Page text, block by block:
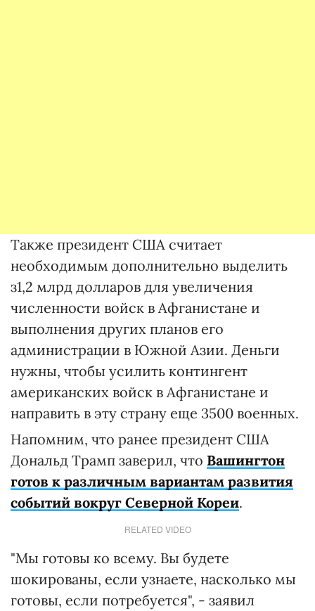
Также президент США считает
необходимым дополнительно выделить
з1,2 млрд долларов для увеличения
численности войск в Афганистане и
выполнения других планов его
администрации в Южной Азии. Деньги
нужны, чтобы усилить контингент
американских войск в Афганистане и
направить в эту страну еще 3500 военных.
Напомним, что ранее президент США
Дональд Трамп заверил, что Вашингтон
готов к различным вариантам развития
событий вокруг Северной Кореи.
RELATED VIDEO
"Мы готовы ко всему. Вы будете
шокированы, если узнаете, насколько мы
готовы, если потребуется", - заявил